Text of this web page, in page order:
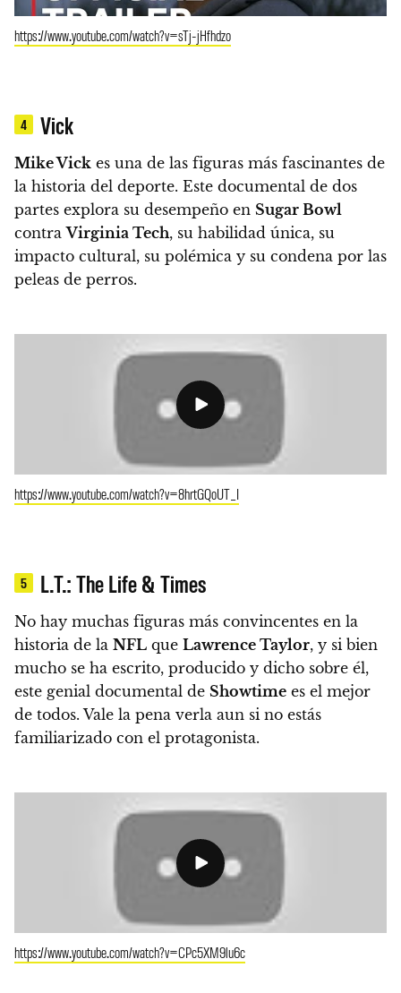
https://www.youtube.com/watch?v=sTj-jHfhdzo
4 Vick
Mike Vick es una de las figuras más fascinantes de
la historia del deporte. Este documental de dos
partes explora su desempeño en Sugar Bowl
contraVirginia Tech, su habilidad única, su
impacto cultural, su polémica y su condena por las
peleas de perros.
https://www.youtube.com/watch?v=8hrtGQoUT_I
5 L.T.: The Life & Times
No hay muchas figuras más convincentes en la
historia de la NFL que Lawrence Taylor, y si bien
mucho se ha escrito, producido y dicho sobre él,
este genial documental de Showtime es el mejor
de todos. Vale la pena verla aun si no estás
familiarizado con el protagonista.
https://www.youtube.com/watch?v=CPc5XM9lu6c